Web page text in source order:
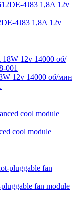
4J83 1,8A 12v
12v 14000 об/мин
cool module
fan module